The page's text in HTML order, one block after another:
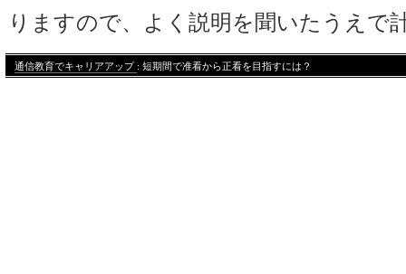
りますので、よく説明を聞いたうえで
通信教育でキャリアアップ : 短期間で准看から正看を目指すには？